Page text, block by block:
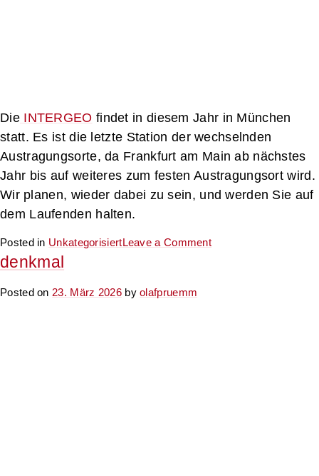
DieINTERGEO findet in diesem Jahr in München
statt. Es ist die letzte Station der wechselnden
Austragungsorte, da Frankfurt am Main ab nächstes
Jahr bis auf weiteres zum festen Austragungsort wird.
Wir planen, wieder dabei zu sein, und werden Sie auf
dem Laufenden halten.
Posted in UnkategorisiertLeave a Commenton
denkmal
Posted on 23. März 2026byolafpruemm